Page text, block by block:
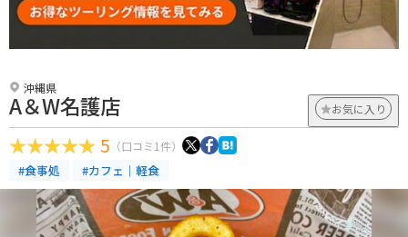
沖縄県
A＆W名護店 お気に入り
5 （口コミ1件）
#食事処 #カフェ｜軽食